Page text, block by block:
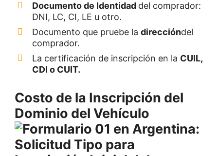
Documento de Identidad del comprador:
DNI, LC, CI, LE u otro.
Documento que pruebe la direccióndel
comprador.
La certificación de inscripción en la CUIL,
CDI o CUIT.
Costo de la Inscripción del
Dominio del Vehículo